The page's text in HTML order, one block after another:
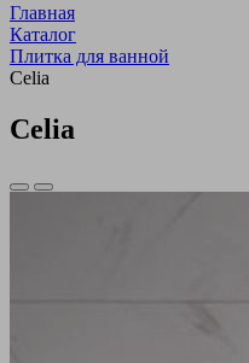
Главная
Каталог
Плитка для ванной
Celia
Celia